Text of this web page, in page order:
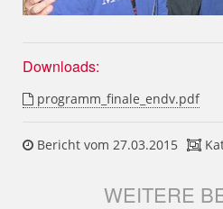
Downloads:
programm_finale_endv.pdf
Bericht vom 27.03.2015
WEITERE